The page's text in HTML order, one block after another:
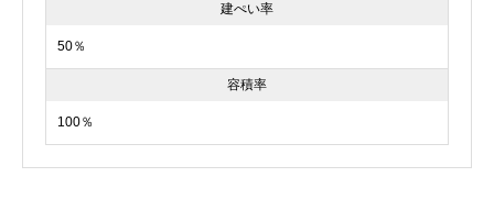
建ぺい率
50％
容積率
100％